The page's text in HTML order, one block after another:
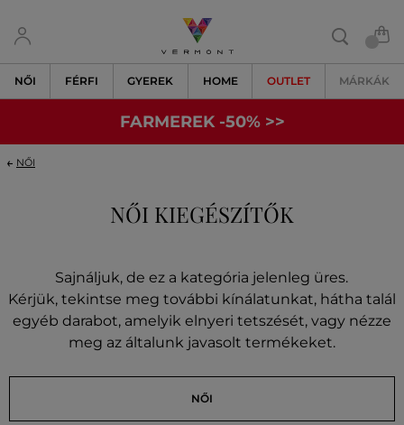
NŐI FÉRFI GYEREK HOME OUTLET MÁRKÁK
FARMEREK -50% >>
NŐI
NŐI KIEGÉSZÍTŐK
Sajnáljuk, de ez a kategória jelenleg üres.
Kérjük, tekintse meg további kínálatunkat, hátha talál
egyéb darabot, amelyik elnyeri tetszését, vagy nézze
meg az általunk javasolt termékeket.
NŐI